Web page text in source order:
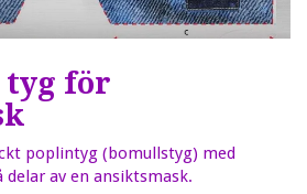
tyg för
poplintyg (bomullstyg) med
av en ansiktsmask.